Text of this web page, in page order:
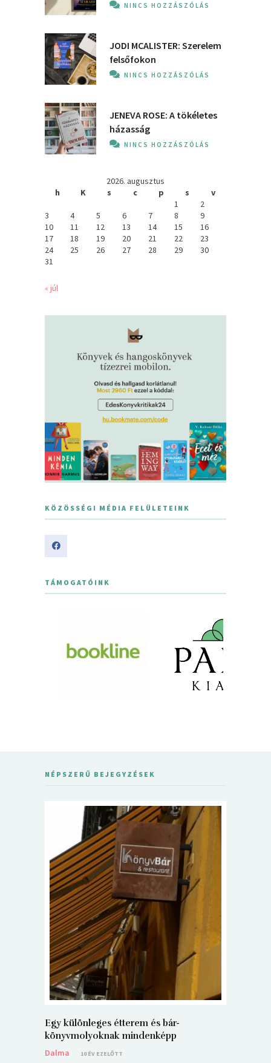
NINCS HOZZÁSZÓLÁS
JODI MCALISTER: Szerelem
felsőfokon
NINCS HOZZÁSZÓLÁS
JENEVA ROSE: A ​tökéletes
házasság
NINCS HOZZÁSZÓLÁS
2026. augusztus
h
K s c p s
v
1
2
3
4 5 6 7 8
9
10
11 12 13 14 15
16
17
18 19 20 21 22
23
24
25 26 27 28 29
30
31
« júl
KÖZÖSSÉGI MÉDIA FELÜLETEINK
TÁMOGATÓINK
NÉPSZERŰ BEJEGYZÉSEK
Egy különleges étterem és bár-
könyvmolyoknak mindenképp
Dalma
10 ÉV EZELŐTT